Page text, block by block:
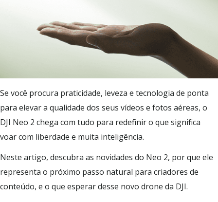
Se você procura praticidade, leveza e tecnologia de ponta
para elevar a qualidade dos seus vídeos e fotos aéreas, o
DJI Neo 2 chega com tudo para redefinir o que significa
voar com liberdade e muita inteligência.
Neste artigo, descubra as novidades do Neo 2, por que ele
representa o próximo passo natural para criadores de
conteúdo, e o que esperar desse novo drone da DJI.